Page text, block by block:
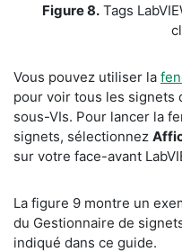
​Figure 8. Tags
​Vous pouvez utiliser la
pour voir tous les signets
sous-VIs. Pour lancer la
signets, sélectionnez
sur votre face-avant
​La figure 9 montre un
du Gestionnaire de
indiqué dans ce guide.